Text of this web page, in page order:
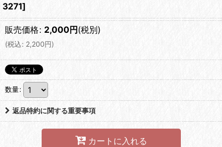
3271]
販売価格: 2,000円(税別)
(税込: 2,200円)
数量:
返品特約に関する重要事項
カートに入れる